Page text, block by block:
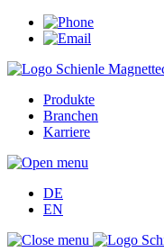
Produkte
Branchen
Karriere
DE
EN